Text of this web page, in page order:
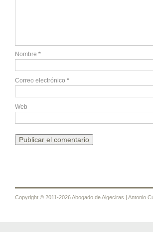
Nombre *
Correo electrónico *
Web
Copyright © 2011-2026 Abogado de Algeciras | Antonio